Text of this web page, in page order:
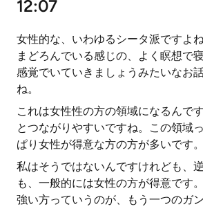
12:07
女性的な、いわゆるシータ派ですよ
まどろんでいる感じの、よく瞑想で
感覚でいていきましょうみたいなお
ね。
これは女性性の方の領域になるんで
とつながりやすいですね。この領域
ぱり女性が得意な方の方が多いです。
私はそうではないんですけれども、
も、一般的には女性の方が得意です
強い方っていうのが、もう一つのガ